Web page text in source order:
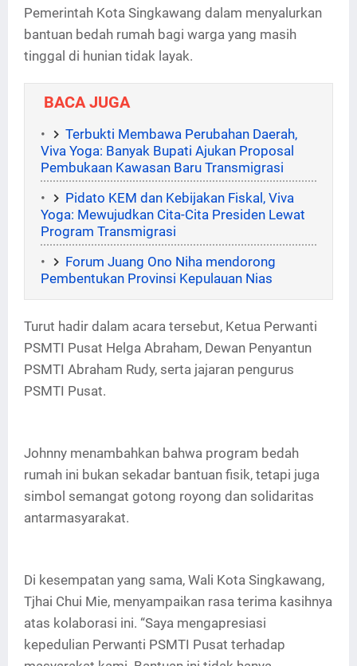
Pemerintah Kota Singkawang dalam menyalurkan
bantuan bedah rumah bagi warga yang masih
tinggal di hunian tidak layak.
BACA JUGA
Terbukti Membawa Perubahan Daerah,
Viva Yoga: Banyak Bupati Ajukan Proposal
Pembukaan Kawasan Baru Transmigrasi
Pidato KEM dan Kebijakan Fiskal, Viva
Yoga: Mewujudkan Cita-Cita Presiden Lewat
Program Transmigrasi
Forum Juang Ono Niha mendorong
Pembentukan Provinsi Kepulauan Nias
Turut hadir dalam acara tersebut, Ketua Perwanti
PSMTI Pusat Helga Abraham, Dewan Penyantun
PSMTI Abraham Rudy, serta jajaran pengurus
PSMTI Pusat.
Johnny menambahkan bahwa program bedah
rumah ini bukan sekadar bantuan fisik, tetapi juga
simbol semangat gotong royong dan solidaritas
antarmasyarakat.
Di kesempatan yang sama, Wali Kota Singkawang,
Tjhai Chui Mie, menyampaikan rasa terima kasihnya
atas kolaborasi ini. “Saya mengapresiasi
kepedulian Perwanti PSMTI Pusat terhadap